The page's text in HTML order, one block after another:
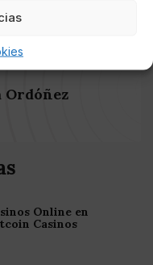
Ordóñez
Online en
Casinos